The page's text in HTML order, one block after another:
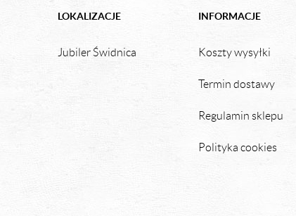
LOKALIZACJE
Jubiler Świdnica
INFORMACJE
Koszty wysyłki
Termin dostawy
Regulamin sklepu
Polityka cookies